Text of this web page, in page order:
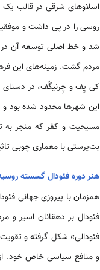
اسلاوهای شرقی در قالب
روسی را در پی داشت و
شد و خط اصلی توسعه آن در
مردم گشت. زمینه‌های این
این شهرها محدود شده بود و
مسیحیت و کفر که منجر به
بت‌پرستی با معماری چوبی
هنر دوره فئودال گسسته
همزمان با پیروزی جهانی
فئودال بر دهقانان اسیر
فئودالی» شکل گرفته و
و منافع سیاسی خاص خود.